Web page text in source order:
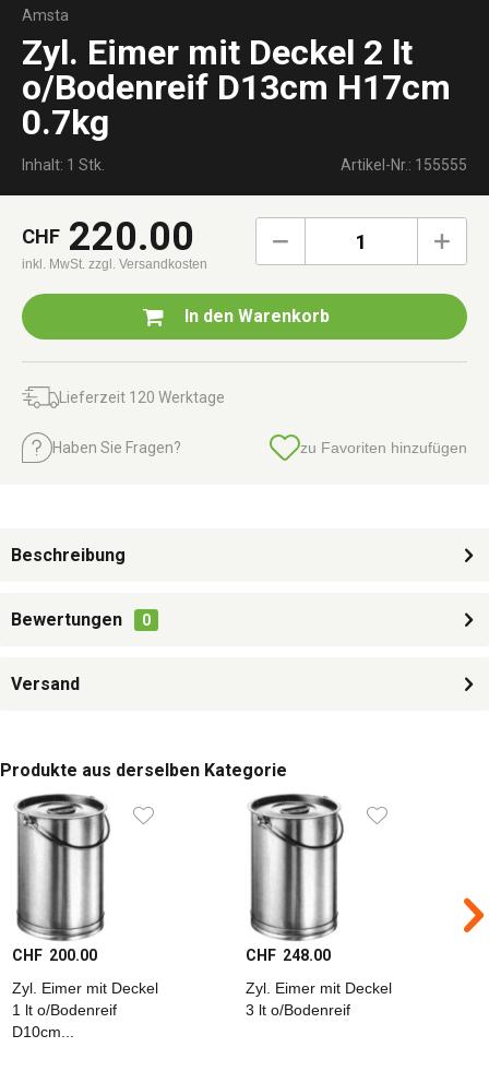
Amsta
Zyl. Eimer mit Deckel 2 lt
o/Bodenreif D13cm H17cm
0.7kg
Inhalt: 1 Stk. Artikel-Nr.: 155555
CHF 220.00
inkl. MwSt. zzgl. Versandkosten
1
In den Warenkorb
Lieferzeit 120 Werktage
Haben Sie Fragen? zu Favoriten hinzufügen
Beschreibung
Bewertungen 0
Versand
Produkte aus derselben Kategorie
CHF 200.00
Zyl. Eimer mit Deckel
1 lt o/Bodenreif
D10cm...
CHF 248.00
Zyl. Eimer mit Deckel
3 lt o/Bodenreif